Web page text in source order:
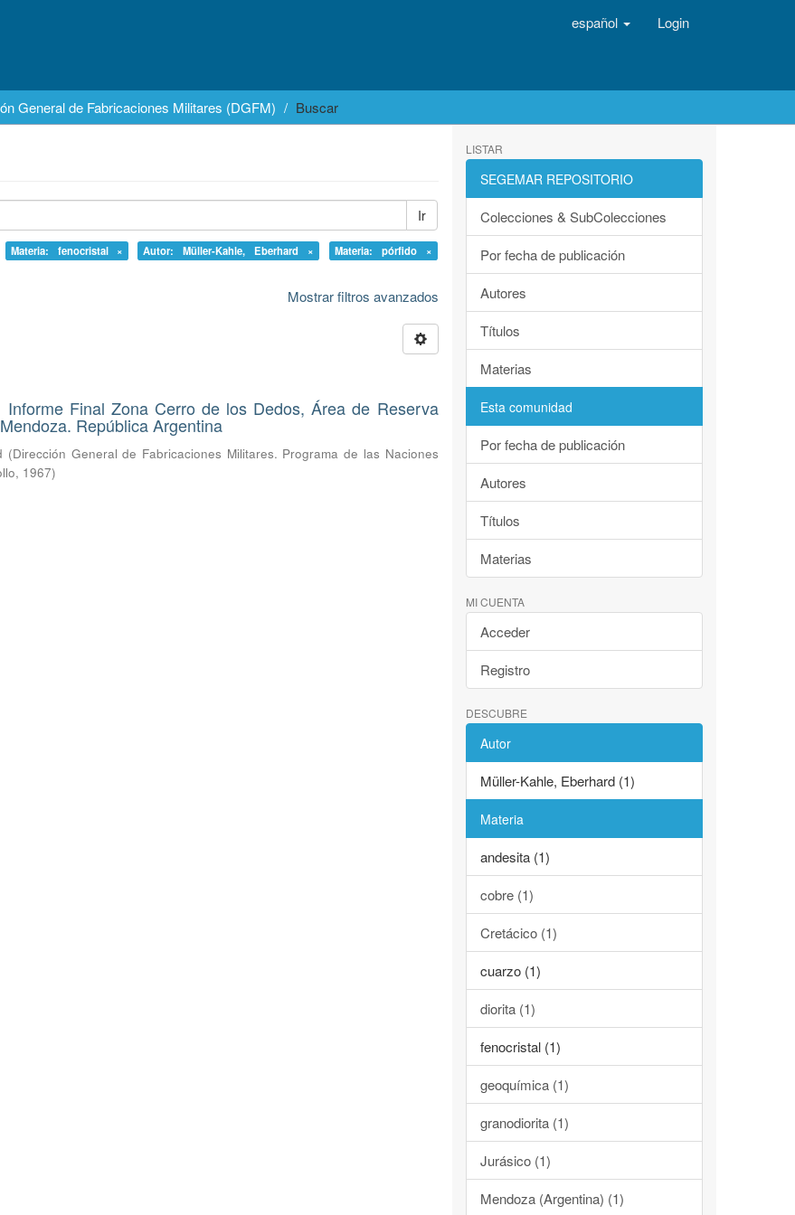
español Login
General de Fabricaciones Militares (DGFM) Buscar
Ir
Materia: fenocristal × Autor: Müller-Kahle, Eberhard ×
Materia: pórfido ×
Mostrar filtros avanzados
Informe Final Zona Cerro de los Dedos, Área de Reserva
República Argentina
(Dirección General de Fabricaciones Militares. Programa de las Naciones
, 1967)
LISTAR
SEGEMAR REPOSITORIO
Colecciones & SubColecciones
Por fecha de publicación
Autores
Títulos
Materias
Esta comunidad
Por fecha de publicación
Autores
Títulos
Materias
MI CUENTA
Acceder
Registro
DESCUBRE
Autor
Müller-Kahle, Eberhard (1)
Materia
andesita (1)
cobre (1)
Cretácico (1)
cuarzo (1)
diorita (1)
fenocristal (1)
geoquímica (1)
granodiorita (1)
Jurásico (1)
Mendoza (Argentina) (1)